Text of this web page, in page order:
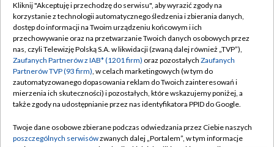
Abonament TVP
Sklep TVP
Biuro Reklamy
Oferta Handlowa
Telegazeta ogłoszenia
Rada Programowa
Regulamin TVP
Polityka prywatności
Moje zgody
Biuro reklamy
Kontakt
Kanały
Kliknij "Akceptuję i przechodzę do serwisu", aby wyrazić zgody na
korzystanie z technologii automatycznego śledzenia i zbierania danych,
dostęp do informacji na Twoim urządzeniu końcowym i ich
przechowywanie oraz na przetwarzanie Twoich danych osobowych przez
nas, czyli Telewizję Polską S.A. w likwidacji (zwaną dalej również „TVP”),
Zaufanych Partnerów z IAB* (1201 firm) oraz pozostałych Zaufanych
Partnerów TVP (93 firm), w celach marketingowych (w tym do
zautomatyzowanego dopasowania reklam do Twoich zainteresowań i
mierzenia ich skuteczności) i pozostałych, które wskazujemy poniżej, a
także zgody na udostępnianie przez nas identyfikatora PPID do Google.
Twoje dane osobowe zbierane podczas odwiedzania przez Ciebie naszych
poszczególnych serwisówzwanych dalej „Portalem”, w tym informacje